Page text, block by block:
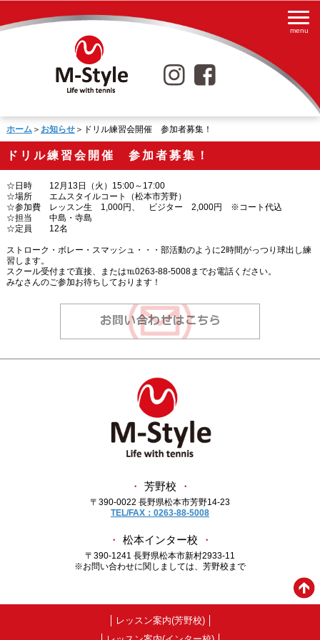
ホーム＞ お知らせ＞ドリル練習会開催 参加者募集！
ドリル練習会開催 参加者募集！
☆日時 12月13日（火）15:00～17:00
☆場所 エムスタイルコート（松本市芳野）
☆参加費 レッスン生 1,000円、 ビジター 2,000円 ※コート代込
☆担当 中島・寺島
☆定員 12名
ストローク・ボレー・スマッシュ・・・部活動のように2時間がっつり球出し練
習します。
スクール受付まで直接、または℡0263-88-5008までお電話ください。
みなさんのご参加お待ちしております！
・ 芳野校 ・
〒390-0022 長野県松本市芳野14-23
TEL/FAX：0263-88-5008
・ 松本インター校 ・
〒390-1241 長野県松本市新村2933-11
※お問い合わせに関しましては、芳野校まで
レッスン案内(芳野校)